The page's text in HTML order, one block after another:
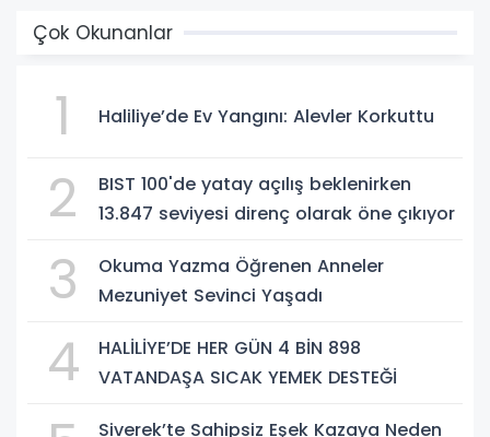
Çok Okunanlar
1 Haliliye’de Ev Yangını: Alevler Korkuttu
2
BIST 100'de yatay açılış beklenirken
13.847 seviyesi direnç olarak öne çıkıyor
3
Okuma Yazma Öğrenen Anneler
Mezuniyet Sevinci Yaşadı
4
HALİLİYE’DE HER GÜN 4 BİN 898
VATANDAŞA SICAK YEMEK DESTEĞİ
Siverek’te Sahipsiz Eşek Kazaya Neden